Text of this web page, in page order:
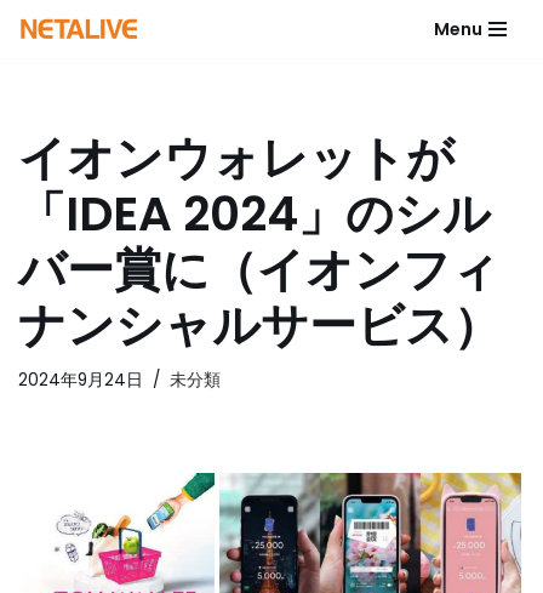
ン
キ
プ
Menu
イオンウォレットが
「IDEA 2024」のシル
バー賞に（イオンフィ
ナンシャルサービス）
2024年9月24日 未分類